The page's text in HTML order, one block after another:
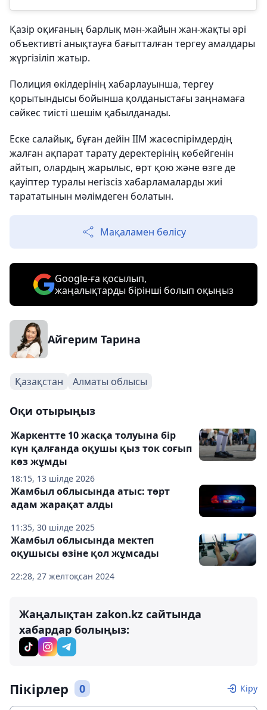
Қазір оқиғаның барлық мән-жайын жан-жақты әрі
объективті анықтауға бағытталған тергеу амалдары
жүргізіліп жатыр.
Полиция өкілдерінің хабарлауынша, тергеу
қорытындысы бойынша қолданыстағы заңнамаға
сәйкес тиісті шешім қабылданады.
Еске салайық, бұған дейін ІІМ жасөспірімдердің
жалған ақпарат тарату деректерінің көбейгенін
айтып, олардың жарылыс, өрт қою және өзге де
қауіптер туралы негізсіз хабарламаларды жиі
тарататынын мәлімдеген болатын.
Мақаламен бөлісу
Google-ға қосылып,
жаңалықтарды бірінші болып оқыңыз
Айгерим Тарина
Қазақстан Алматы облысы
Оқи отырыңыз
18:15, 13 шілде 2026
Жаркентте 10 жасқа толуына бір
күн қалғанда оқушы қыз ток соғып
көз жұмды
11:35, 30 шілде 2025
Жамбыл облысында атыс: төрт
адам жарақат алды
22:28, 27 желтоқсан 2024
Жамбыл облысында мектеп
оқушысы өзіне қол жұмсады
Жаңалықтан zakon.kz сайтында
хабардар болыңыз:
Пікірлер 0 Кіру